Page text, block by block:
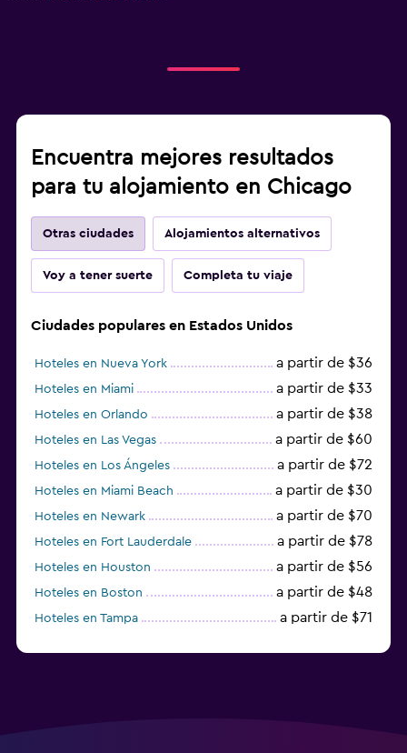
Encuentra mejores resultados
para tu alojamiento en Chicago
Otras ciudades Alojamientos alternativos
Voy a tener suerte Completa tu viaje
Ciudades populares en Estados Unidos
Hoteles en Nueva York a partir de $36
Hoteles en Miami a partir de $33
Hoteles en Orlando a partir de $38
Hoteles en Las Vegas a partir de $60
Hoteles en Los Ángeles a partir de $72
Hoteles en Miami Beach a partir de $30
Hoteles en Newark a partir de $70
Hoteles en Fort Lauderdale a partir de $78
Hoteles en Houston a partir de $56
Hoteles en Boston a partir de $48
Hoteles en Tampa a partir de $71